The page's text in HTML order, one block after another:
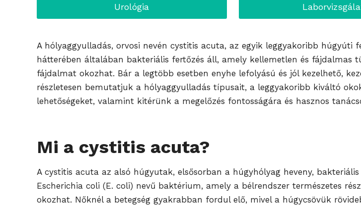
Urológia
A hólyaggyulladás, orvosi nevén cystitis acuta, az egyik leggyakoribb húgyúti
hátterében általában bakteriális fertőzés áll, amely kellemetlen és fájdalmas
fájdalmat okozhat. Bár a legtöbb esetben enyhe lefolyású és jól kezelhető,
részletesen bemutatjuk a hólyaggyulladás típusait, a leggyakoribb kiváltó
lehetőségeket, valamint kitérünk a megelőzés fontosságára és hasznos
Mi a cystitis acuta?
A cystitis acuta az alsó húgyutak, elsősorban a húgyhólyag heveny,
Escherichia coli (E. coli) nevű baktérium, amely a bélrendszer természetes
okozhat. Nőknél a betegség gyakrabban fordul elő, mivel a húgycsövük